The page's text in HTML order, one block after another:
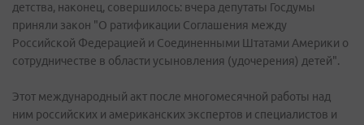
детства, наконец, совершилось: вчера депутаты Госдумы
приняли закон "О ратификации Соглашения между
Российской Федерацией и Соединенными Штатами Америки о
сотрудничестве в области усыновления (удочерения) детей".
Этот международный акт после многомесячной работы над
ним российских и американских экспертов и специалистов и